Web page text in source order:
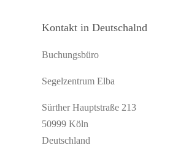
Kontakt in Deutschalnd
Buchungsbüro
Segelzentrum Elba
Sürther Hauptstraße 213
50999 Köln
Deutschland